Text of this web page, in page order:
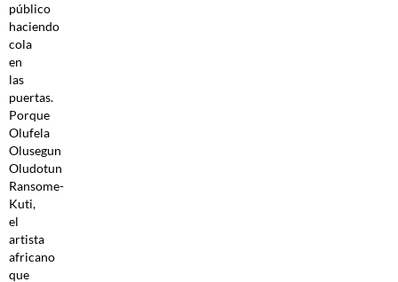
público
haciendo
cola
en
las
puertas.
Porque
Olufela
Olusegun
Oludotun
Ransome-
Kuti,
el
artista
africano
que